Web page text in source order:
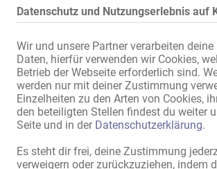
Datenschutz und Nutzungserlebnis auf
Wir und unsere Partner verarbeiten
Daten, hierfür verwenden wir Cookies,
Betrieb der Webseite erforderlich sind.
werden nur mit deiner Zustimmung
Einzelheiten zu den Arten von Cookies,
den beteiligten Stellen findest du weiter
Seite und in der Datenschutzerklärung.
Es steht dir frei, deine Zustimmung
verweigern oder zurückzuziehen, indem
im Haus:
Trockner
Bad:
alleinige
Damen-Parkplätze:
vorhanden
Gäste-Parkplätze:
vorhanden
Lage:
Innenstadt
max. 10 Min zu Fuß: